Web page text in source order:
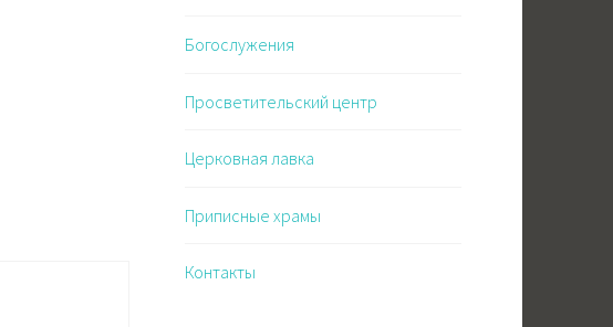
Богослужения
Просветительский центр
Церковная лавка
Приписные храмы
Контакты